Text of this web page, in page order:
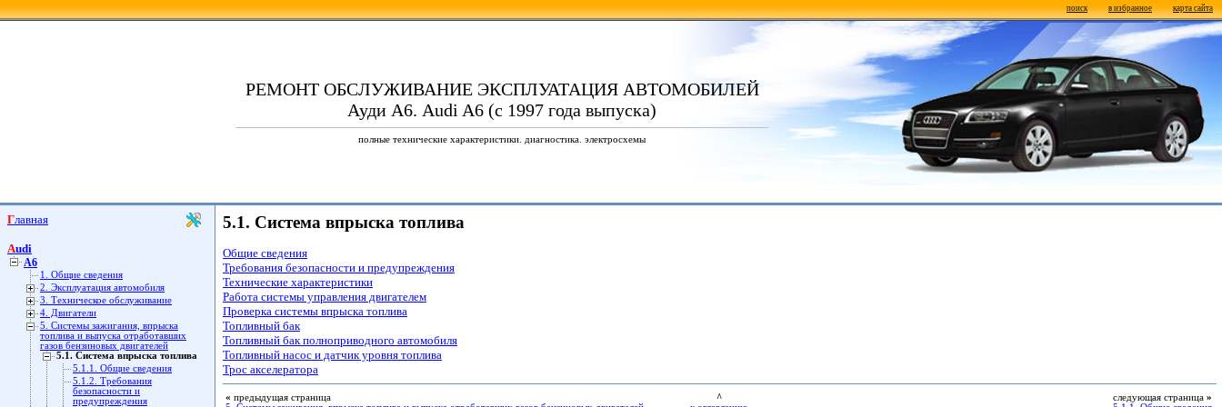
поиск в избранное карта сайта
РЕМОНТ ОБСЛУЖИВАНИЕ ЭКСПЛУАТАЦИЯ АВТОМОБИЛЕЙ
Ауди А6. Audi A6 (с 1997 года выпуска)
полные технические характеристики. диагностика. электросхемы
Главная
Audi
A6
1. Общие сведения
2. Эксплуатация автомобиля
3. Техническое обслуживание
4. Двигатели
5. Системы зажигания, впрыска
топлива и выпуска отработавших
газов бензиновых двигателей
5.1. Система впрыска топлива
5.1.1. Общие сведения
5.1.2. Требования
безопасности и
предупреждения
5.1. Система впрыска топлива
Общие сведения
Требования безопасности и предупреждения
Технические характеристики
Работа системы управления двигателем
Проверка системы впрыска топлива
Топливный бак
Топливный бак полноприводного автомобиля
Топливный насос и датчик уровня топлива
Трос акселератора
« предыдущая страница
^
следующая страница »